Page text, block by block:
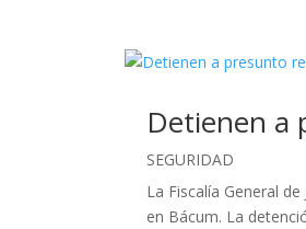
Detienen a
SEGURIDAD
La Fiscalía General
en Bácum. La